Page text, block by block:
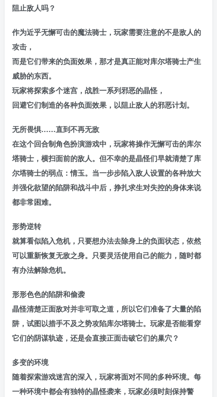
阻止敌人吗？
作为近乎无懈可击的魔法骑士，玩家需要注意的不是敌人的
攻击，
而是它们带来的负面效果，那才是真正能对库尔塔骑士产生
威胁的东西。
玩家将探索多个迷宫，战胜一系列邪恶的晶怪，
回避它们制造的各种负面效果，以阻止敌人的邪恶计划。
无所畏惧……直到不再无敌
在这个回合制角色扮演游戏中，玩家将操作无懈可击的库尔
塔骑士，横扫面前的敌人。但不幸的是晶怪们早就清楚了库
尔塔骑士的弱点：情玉。当一步步陷入敌人设置的各种放大
并强化欲望的陷阱和战斗中后，挣扎求生对失控的身体来说
都非常困难。
形势逆转
就算看似陷入危机，只要想办法去除身上的负面状态，依然
可以重新恢复无敌之身。只要灵活使用自己的能力，随时都
有办法解除危机。
形形色色的陷阱和偷袭
晶怪清楚正面敌对并非可取之道，所以它们准备了大量的陷
阱，试图以措手不及之势攻陷库尔塔骑士。玩家是否能看穿
它们的阴谋轨迹，还是会直接正面击破它们的巢穴？
多变的环境
随着探索游戏迷宫的深入，玩家将面对不同的多种环境。每
一种环境中都会有独特的晶怪袭来，玩家必须时刻保持警